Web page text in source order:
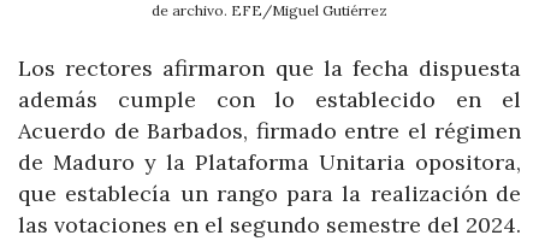
de archivo. EFE/Miguel Gutiérrez
Los rectores afirmaron que la fecha dispuesta
además cumple con lo establecido en el
Acuerdo de Barbados, firmado entre el régimen
de Maduro y la Plataforma Unitaria opositora,
que establecía un rango para la realización de
las votaciones en el segundo semestre del 2024.